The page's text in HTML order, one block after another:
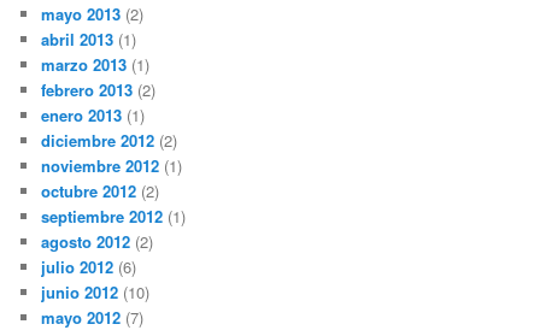
mayo 2013 (2)
abril 2013 (1)
marzo 2013 (1)
febrero 2013 (2)
enero 2013 (1)
diciembre 2012 (2)
noviembre 2012 (1)
octubre 2012 (2)
septiembre 2012 (1)
agosto 2012 (2)
julio 2012 (6)
junio 2012 (10)
mayo 2012 (7)